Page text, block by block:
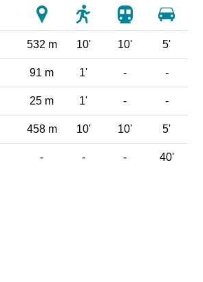
532 m 10' 10' 5'
91 m 1' - -
25 m 1' - -
458 m 10' 10' 5'
- - - 40'